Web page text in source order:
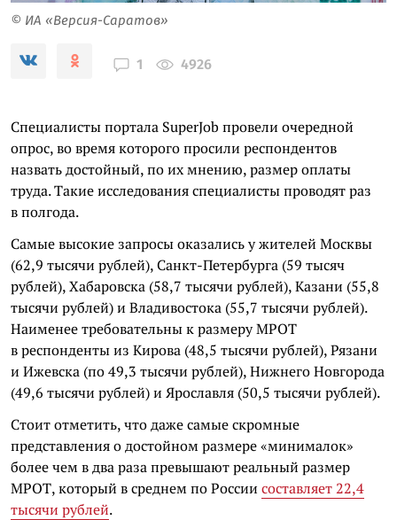
© ИА «Версия-Саратов»
1 4926
Специалисты портала SuperJob провели очередной
опрос, во время которого просили респондентов
назвать достойный, по их мнению, размер оплаты
труда. Такие исследования специалисты проводят раз
в полгода.
Самые высокие запросы оказались у жителей Москвы
(62,9 тысячи рублей), Санкт-Петербурга (59 тысяч
рублей), Хабаровска (58,7 тысячи рублей), Казани (55,8
тысячи рублей) и Владивостока (55,7 тысячи рублей).
Наименее требовательны к размеру МРОТ
в респонденты из Кирова (48,5 тысячи рублей), Рязани
и Ижевска (по 49,3 тысячи рублей), Нижнего Новгорода
(49,6 тысячи рублей) и Ярославля (50,5 тысячи рублей).
Стоит отметить, что даже самые скромные
представления о достойном размере «минималок»
более чем в два раза превышают реальный размер
МРОТ, который в среднем по России составляет 22,4
тысячи рублей.